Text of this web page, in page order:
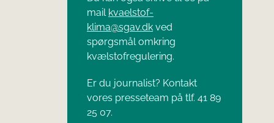
mail kvaelstof-
klima@sgav.dkved
spørgsmål omkring
kvælstofregulering.
Er du journalist? Kontakt
vores presseteam på tlf. 41 89
25 07.